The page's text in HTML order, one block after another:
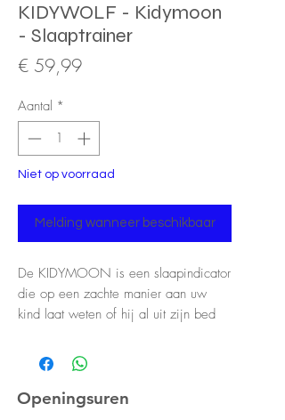
KIDYWOLF - Kidymoon
- Slaaptrainer
€ 59,99Prijs
Aantal *
Niet op voorraad
Melding wanneer beschikbaar
De KIDYMOON is een slaapindicator
die op een zachte manier aan uw
kind laat weten of hij al uit zijn bed
liggen, afhankelijk van de
aanwezigheid van de maan (nacht) of
de zon (ochtendgloren). Uw kind hoeft
Openingsuren